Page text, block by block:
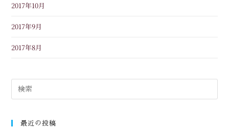
2017年10月
2017年9月
2017年8月
最近の投稿